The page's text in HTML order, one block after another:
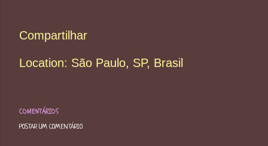
Compartilhar
Location: São Paulo, SP, Brasil
COMENTÁRIOS
POSTAR UM COMENTÁRIO